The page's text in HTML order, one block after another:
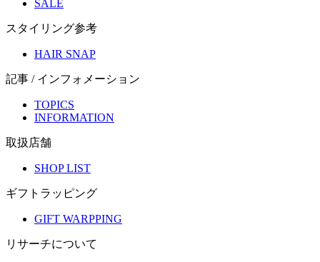
SALE
スタイリング参考
HAIR SNAP
記事 / インフォメーション
TOPICS
INFORMATION
取扱店舗
SHOP LIST
ギフトラッピング
GIFT WARPPING
リサーチについて